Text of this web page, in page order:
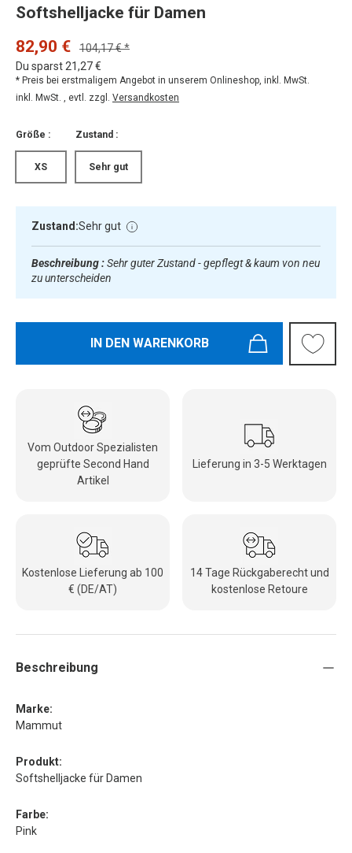
Softshelljacke für Damen
82,90 €
104,17 € *
Du sparst 21,27 €
* Preis bei erstmaligem Angebot in unserem Onlineshop, inkl. MwSt.
inkl. MwSt. , evtl. zzgl. Versandkosten
Größe :
XS
Zustand :
Sehr gut
Zustand:Sehr gut
Beschreibung :Sehr guter Zustand - gepflegt & kaum von neu
zu unterscheiden
IN DEN WARENKORB
Vom Outdoor Spezialisten
geprüfte Second Hand
Artikel
Lieferung in 3-5 Werktagen
Kostenlose Lieferung ab 100
€ (DE/AT)
14 Tage Rückgaberecht und
kostenlose Retoure
Beschreibung
Marke:
Mammut
Produkt:
Softshelljacke für Damen
Farbe:
Pink